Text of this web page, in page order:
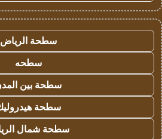
سطحة الرياض
سطحه
سطحة بين
سطحة
سطحة شمال